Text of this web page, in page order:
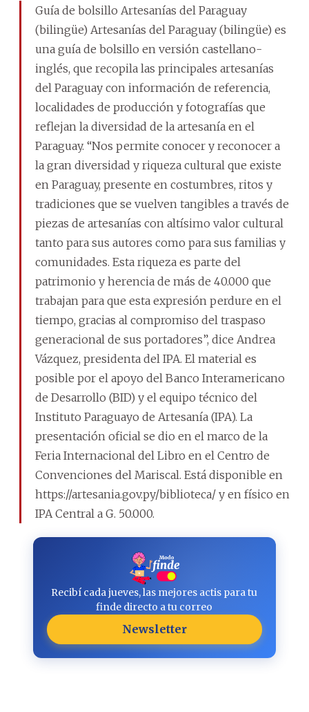
Guía de bolsillo Artesanías del Paraguay
(bilingüe) Artesanías del Paraguay (bilingüe) es
una guía de bolsillo en versión castellano-
inglés, que recopila las principales artesanías
del Paraguay con información de referencia,
localidades de producción y fotografías que
reflejan la diversidad de la artesanía en el
Paraguay. “Nos permite conocer y reconocer a
la gran diversidad y riqueza cultural que existe
en Paraguay, presente en costumbres, ritos y
tradiciones que se vuelven tangibles a través de
piezas de artesanías con altísimo valor cultural
tanto para sus autores como para sus familias y
comunidades. Esta riqueza es parte del
patrimonio y herencia de más de 40.000 que
trabajan para que esta expresión perdure en el
tiempo, gracias al compromiso del traspaso
generacional de sus portadores”, dice Andrea
Vázquez, presidenta del IPA. El material es
posible por el apoyo del Banco Interamericano
de Desarrollo (BID) y el equipo técnico del
Instituto Paraguayo de Artesanía (IPA). La
presentación oficial se dio en el marco de la
Feria Internacional del Libro en el Centro de
Convenciones del Mariscal. Está disponible en
https://artesania.gov.py/biblioteca/ y en físico en
IPA Central a G. 50.000.
Recibí cada jueves, las mejores actis para tu
finde directo a tu correo
Newsletter